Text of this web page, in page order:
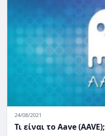
24/08/2021
Τι είναι το Aave (AAVE);